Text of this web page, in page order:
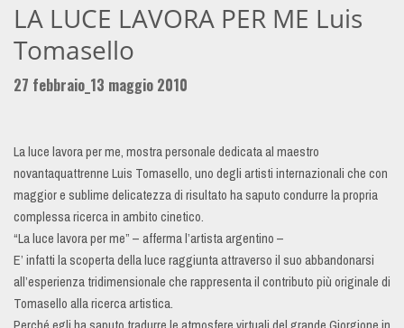
LA LUCE LAVORA PER ME Luis
Tomasello
27 febbraio_13 maggio 2010
La luce lavora per me, mostra personale dedicata al maestro
novantaquattrenne Luis Tomasello, uno degli artisti internazionali che con
maggior e sublime delicatezza di risultato ha saputo condurre la propria
complessa ricerca in ambito cinetico.
“La luce lavora per me” – afferma l’artista argentino –
E’ infatti la scoperta della luce raggiunta attraverso il suo abbandonarsi
all’esperienza tridimensionale che rappresenta il contributo più originale di
Tomasello alla ricerca artistica.